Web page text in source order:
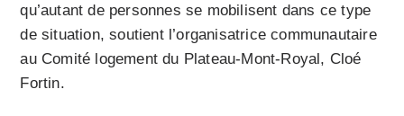
qu’autant de personnes se mobilisent dans ce type
de situation, soutient l’organisatrice communautaire
au Comité logement du Plateau-Mont-Royal, Cloé
Fortin.